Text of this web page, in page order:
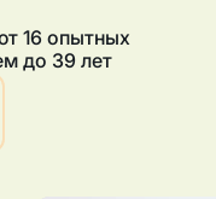
16 опытных
до 39 лет